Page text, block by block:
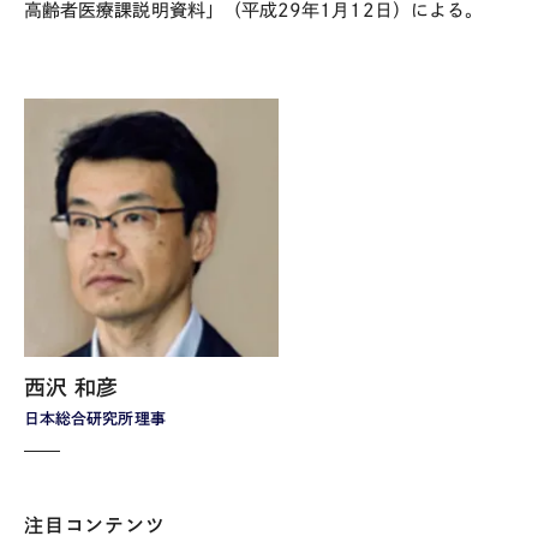
高齢者医療課説明資料」（平成29年1 月 12 日）による。
日本総合研究所理事
西沢 和彦
注目コンテンツ